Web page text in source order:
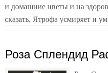
и домашние цветы и на
сказать, Ятрофа усмиряет и
Роза Сплендид